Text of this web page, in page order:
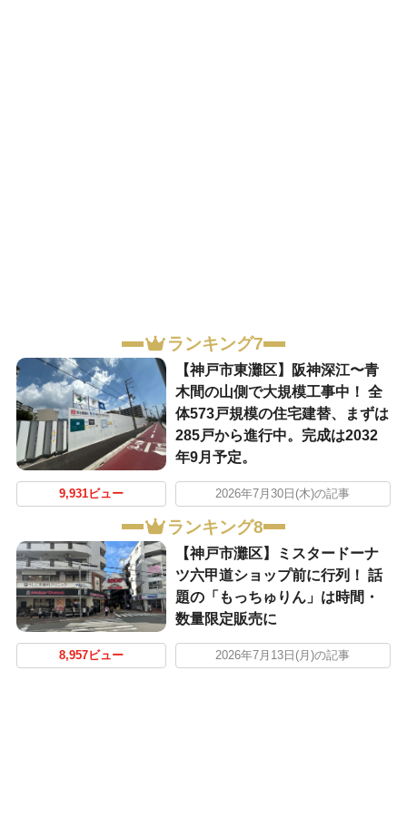
ランキング7
【神戸市東灘区】阪神深江〜青
木間の山側で大規模工事中！ 全
体573戸規模の住宅建替、まずは
285戸から進行中。完成は2032
年9月予定。
9,931ビュー 2026年7月30日(木)の記事
ランキング8
【神戸市灘区】ミスタードーナ
ツ六甲道ショップ前に行列！ 話
題の「もっちゅりん」は時間・
数量限定販売に
8,957ビュー 2026年7月13日(月)の記事